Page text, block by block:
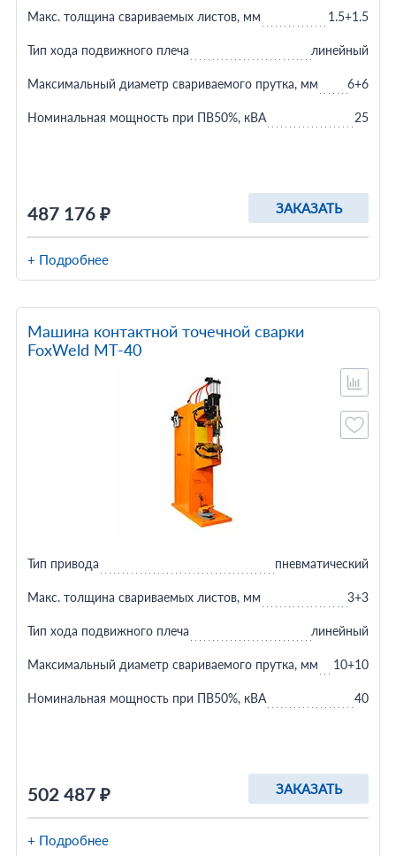
487 176 ₽ ЗАКАЗАТЬ
Макс. толщина свариваемых листов, мм 1.5+1.5
Тип хода подвижного плеча линейный
Максимальный диаметр свариваемого прутка, мм 6+6
Номинальная мощность при ПВ50%, кВА 25
+ Подробнее
Машина контактной точечной сварки
FoxWeld МТ-40
502 487 ₽ ЗАКАЗАТЬ
Тип привода пневматический
Макс. толщина свариваемых листов, мм 3+3
Тип хода подвижного плеча линейный
Максимальный диаметр свариваемого прутка, мм 10+10
Номинальная мощность при ПВ50%, кВА 40
+ Подробнее